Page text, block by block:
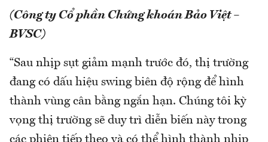
(Công ty Cổ phần Chứng khoán Bảo Việt –
BVSC)
“Sau nhịp sụt giảm mạnh trước đó, thị trường
đang có dấu hiệu swing biên độ rộng để hình
thành vùng cân bằng ngắn hạn. Chúng tôi kỳ
vọng thị trường sẽ duy trì diễn biến này trong
các phiên tiếp theo và có thể hình thành nhịp